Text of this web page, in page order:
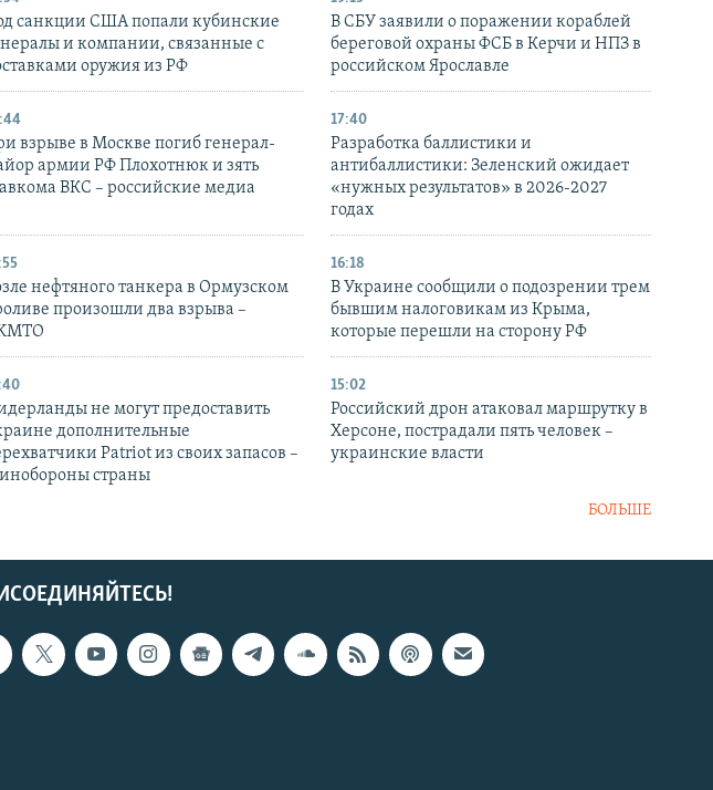
санкции США попали кубинские
и компании, связанные с
оружия из РФ
В СБУ заявили о поражении кораблей
береговой охраны ФСБ в Керчи и НПЗ в
российском Ярославле
взрыве в Москве погиб генерал-
армии РФ Плохотнюк и зять
ВКС – российские медиа
17:40
Разработка баллистики и
антибаллистики: Зеленский ожидает
«нужных результатов» в 2026-2027
годах
нефтяного танкера в Ормузском
произошли два взрыва –
16:18
В Украине сообщили о подозрении трем
бывшим налоговикам из Крыма,
которые перешли на сторону РФ
не могут предоставить
дополнительные
Patriot из своих запасов –
страны
15:02
Российский дрон атаковал маршрутку в
Херсоне, пострадали пять человек –
украинские власти
БОЛЬШЕ